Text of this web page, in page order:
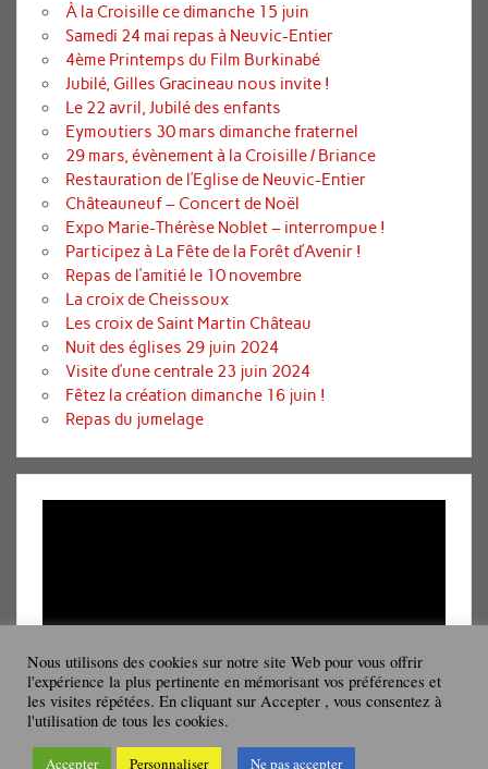
À la Croisille ce dimanche 15 juin
Samedi 24 mai repas à Neuvic-Entier
4ème Printemps du Film Burkinabé
Jubilé, Gilles Gracineau nous invite !
Le 22 avril, Jubilé des enfants
Eymoutiers 30 mars dimanche fraternel
29 mars, évènement à la Croisille / Briance
Restauration de l’Eglise de Neuvic-Entier
Châteauneuf – Concert de Noël
Expo Marie-Thérèse Noblet – interrompue !
Participez à La Fête de la Forêt d’Avenir !
Repas de l’amitié le 10 novembre
La croix de Cheissoux
Les croix de Saint Martin Château
Nuit des églises 29 juin 2024
Visite d’une centrale 23 juin 2024
Fêtez la création dimanche 16 juin !
Repas du jumelage
Lecteur
00:00 08:19
Nous utilisons des cookies sur notre site Web pour vous offrir
l'expérience la plus pertinente en mémorisant vos préférences et
les visites répétées. En cliquant sur Accepter , vous consentez à
l'utilisation de tous les cookies.
Accepter Personnaliser Ne pas accepter